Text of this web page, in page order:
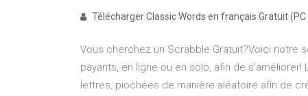
Télécharger Classic Words en français Gratuit
Vous cherchez un Scrabble Gratuit?Voici notre
payants, en ligne ou en solo, afin de
lettres, piochées de manière aléatoire afin de